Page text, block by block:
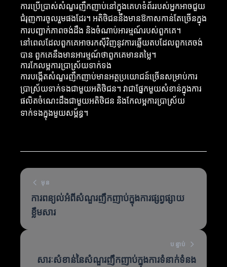
ការប្រើប្រាស់សំណួរញឹកញាប់នៅក្នុងគេហទំព័ររបស់អ្នកអាចជួយ
ជំរុញការចូលរួមផងដែរ។ អតិថិជននឹងមានឱកាសកាន់តែច្រើនក្នុង
ការបញ្ជាក់ភាពចង់ដឹង និងចំណាប់អារម្មណ៍របស់ពួកគេ។
នៅពេលដែលពួកគេអាចរកស៊ីវិញនូវការឆ្លើយតបដែលពួកគេចង់
បាន ពួកគេនឹងមានអារម្មណ៍ថាពួកគេមានតម្លៃ។
ការកែលម្អការប្រាស្រ័យទាក់ទង
ការបង្កើតសំណួរញឹកញាប់មានអត្ថប្រយោជន៍ច្រើនសម្រាប់ការ
ប្រាស្រ័យទាក់ទងជាមួយអតិថិជន។ វាជាផ្នែកមួយសំខាន់ក្នុងការ
ផលិតចំណេះដឹងជាមួយអតិថិជន និងកែលម្អការប្រាស្រ័យ
ទាក់ទងក្នុងមួយសម្ព័ន្ធ។
មុន
ការពន្យល់អំពីសំណួរញឹកញាប់ក្នុងការផ្សព្វផ្សាយ
ខ្លឹមសារ
បន្ទាប់
សារៈសំខាន់នៃសំណួរញឹកញាប់ក្នុងការទំនាក់ទំនង